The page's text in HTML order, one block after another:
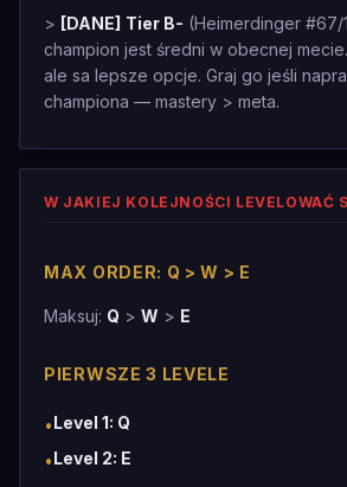
> [DANE] Tier B- (Heimerdinger
champion jest średni w obecnej mecie.
ale sa lepsze opcje. Graj go jeśli
championa — mastery > meta.
W JAKIEJ KOLEJNOŚCI LEVELOWAĆ
MAX ORDER: Q > W > E
Maksuj: Q > W > E
PIERWSZE 3 LEVELE
•Level 1: Q
•Level 2: E